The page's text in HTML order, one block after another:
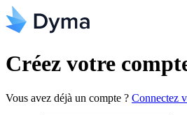
Créez votre
Vous avez déjà un compte ? Connectez